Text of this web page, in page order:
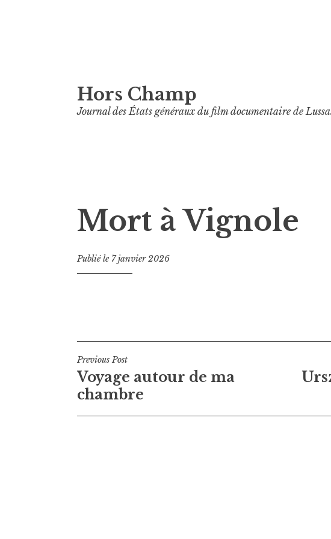
au
contenu
Hors Champ
Journal des États généraux du film documentaire de
Mort à Vignole
Publié le 7 janvier 2026
Navigation
de
Previous Post
Voyage autour de ma
chambre